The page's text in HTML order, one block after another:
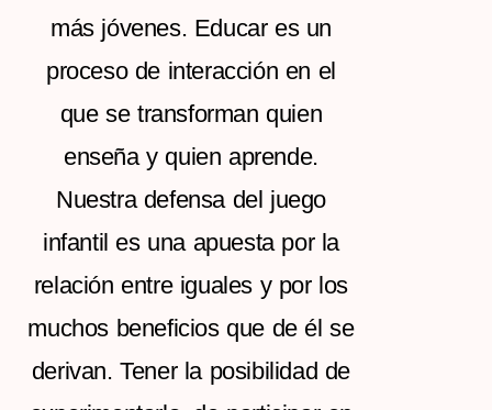
más jóvenes. Educar es un
proceso de interacción en el
que se transforman quien
enseña y quien aprende.
Nuestra defensa del juego
infantil es una apuesta por la
relación entre iguales y por los
muchos beneficios que de él se
derivan. Tener la posibilidad de